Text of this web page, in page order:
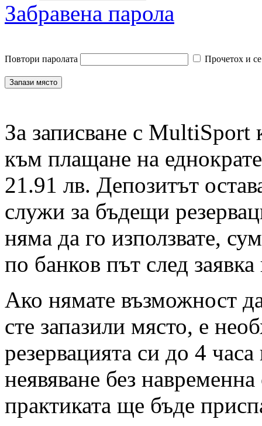
Забравена парола
Повтори паролата Прочетох и
За записване с MultiSport
към плащане на
21.91 лв. Депозитът
служи за бъдещи
няма да го използвате,
по банков път след
Ако нямате възможност
сте запазили място, е
резервацията си до 4
неявяване без
практиката ще бъде